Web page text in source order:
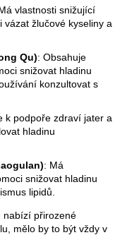
vlastnosti snižující
vázat žlučové kyseliny a
Qu): Obsahuje
snižovat hladinu
konzultovat s
k podpoře zdraví jater a
hladinu
: Má
snižovat hladinu
lipidů.
nabízí přirozené
mělo by to být vždy v